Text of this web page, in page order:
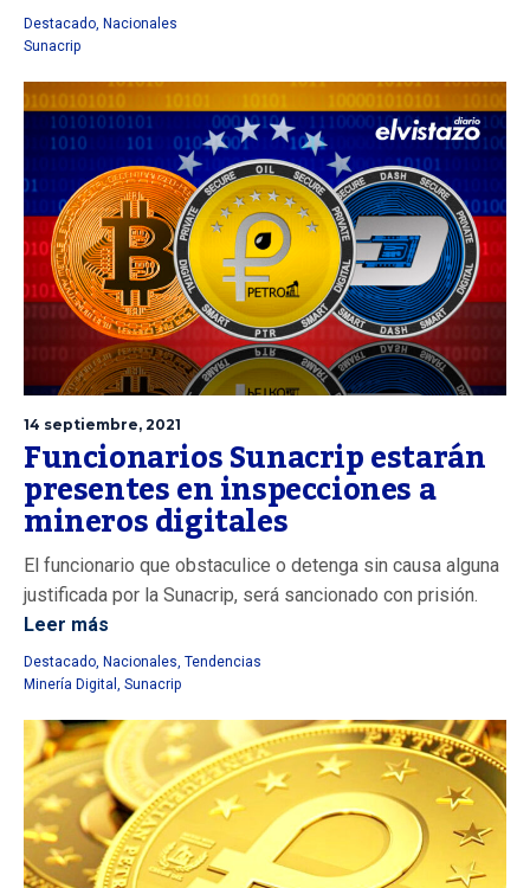
Destacado, Nacionales
Sunacrip
14 septiembre, 2021
Funcionarios Sunacrip estarán
presentes en inspecciones a
mineros digitales
El funcionario que obstaculice o detenga sin causa alguna
justificada por la Sunacrip, será sancionado con prisión.
Leer más
Destacado, Nacionales, Tendencias
Minería Digital , Sunacrip